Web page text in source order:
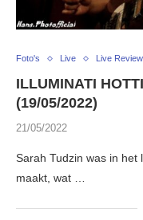
Foto's Live Live Review
ILLUMINATI
(19/05/2022)
21/05/2022
Sarah Tudzin was in het
maakt, wat …